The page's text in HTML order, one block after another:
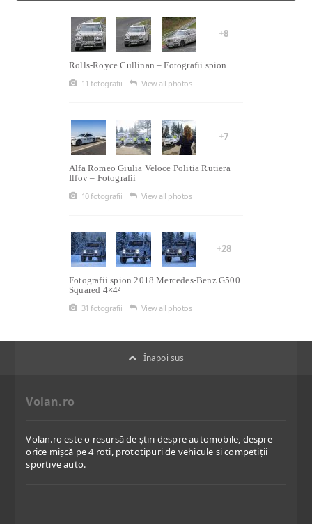
+8
Rolls-Royce Cullinan – Fotografii spion
11 fotografii
View all photos
+7
Alfa Romeo Giulia Veloce Politia Rutiera
Ilfov – Fotografii
10 fotografii
View all photos
+28
Fotografii spion 2018 Mercedes-Benz G500
Squared 4×4²
31 fotografii
View all photos
Înapoi sus
Volan.ro
Volan.ro este o resursă de știri despre automobile, despre
orice mișcă pe 4 roți, prototipuri de vehicule si competiții
sportive auto.